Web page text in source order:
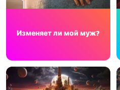
Изменяет ли мой муж?